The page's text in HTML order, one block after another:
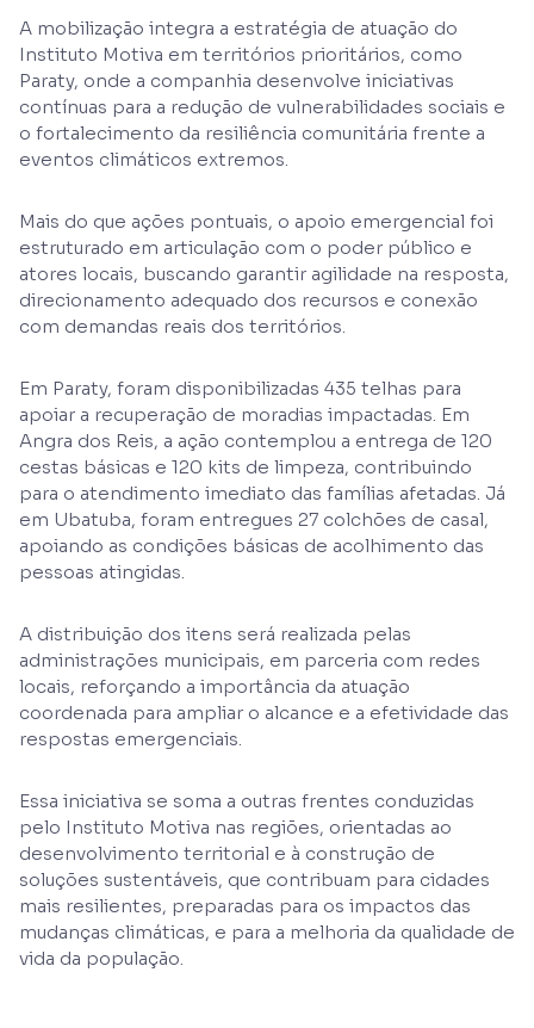
A mobilização integra a estratégia de atuação do
Instituto Motiva em territórios prioritários, como
Paraty, onde a companhia desenvolve iniciativas
contínuas para a redução de vulnerabilidades sociais e
o fortalecimento da resiliência comunitária frente a
eventos climáticos extremos.
Mais do que ações pontuais, o apoio emergencial foi
estruturado em articulação com o poder público e
atores locais, buscando garantir agilidade na resposta,
direcionamento adequado dos recursos e conexão
com demandas reais dos territórios.
Em Paraty, foram disponibilizadas 435 telhas para
apoiar a recuperação de moradias impactadas. Em
Angra dos Reis, a ação contemplou a entrega de 120
cestas básicas e 120 kits de limpeza, contribuindo
para o atendimento imediato das famílias afetadas. Já
em Ubatuba, foram entregues 27 colchões de casal,
apoiando as condições básicas de acolhimento das
pessoas atingidas.
A distribuição dos itens será realizada pelas
administrações municipais, em parceria com redes
locais, reforçando a importância da atuação
coordenada para ampliar o alcance e a efetividade das
respostas emergenciais.
Essa iniciativa se soma a outras frentes conduzidas
pelo Instituto Motiva nas regiões, orientadas ao
desenvolvimento territorial e à construção de
soluções sustentáveis, que contribuam para cidades
mais resilientes, preparadas para os impactos das
mudanças climáticas, e para a melhoria da qualidade de
vida da população.